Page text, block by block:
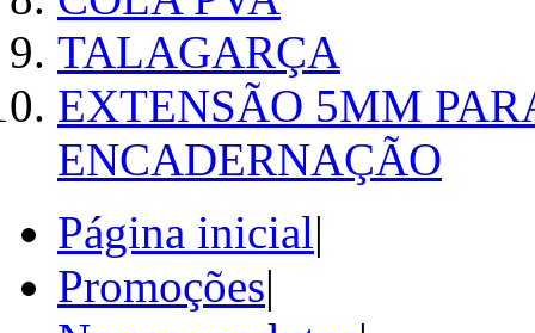
TALAGARÇA
EXTENSÃO 5MM
ENCADERNAÇÃO
Página inicial|
Promoções|